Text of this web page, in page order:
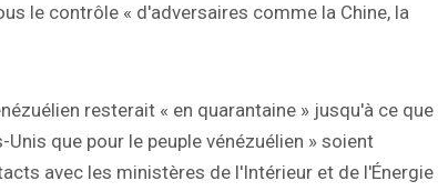
le contrôle « d'adversaires comme la Chine, la
resterait « en quarantaine » jusqu'à ce que
que pour le peuple vénézuélien » soient
avec les ministères de l'Intérieur et de l'Énergie